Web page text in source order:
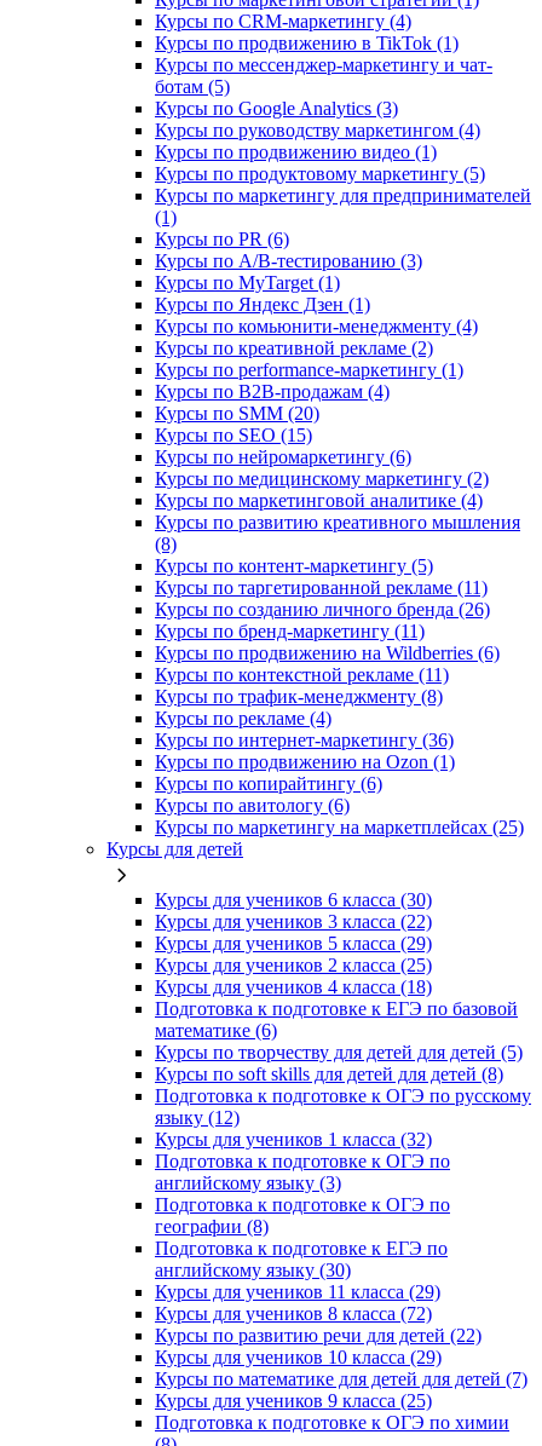
Курсы по CRM-маркетингу (4)
Курсы по продвижению в TikTok (1)
Курсы по мессенджер-маркетингу и чат-
ботам (5)
Курсы по Google Analytics (3)
Курсы по руководству маркетингом (4)
Курсы по продвижению видео (1)
Курсы по продуктовому маркетингу (5)
Курсы по маркетингу для предпринимателей
(1)
Курсы по PR (6)
Курсы по A/B-тестированию (3)
Курсы по MyTarget (1)
Курсы по Яндекс Дзен (1)
Курсы по комьюнити-менеджменту (4)
Курсы по креативной рекламе (2)
Курсы по performance-маркетингу (1)
Курсы по B2B-продажам (4)
Курсы по SMM (20)
Курсы по SEO (15)
Курсы по нейромаркетингу (6)
Курсы по медицинскому маркетингу (2)
Курсы по маркетинговой аналитике (4)
Курсы по развитию креативного мышления
(8)
Курсы по контент-маркетингу (5)
Курсы по таргетированной рекламе (11)
Курсы по созданию личного бренда (26)
Курсы по бренд-маркетингу (11)
Курсы по продвижению на Wildberries (6)
Курсы по контекстной рекламе (11)
Курсы по трафик-менеджменту (8)
Курсы по рекламе (4)
Курсы по интернет-маркетингу (36)
Курсы по продвижению на Ozon (1)
Курсы по копирайтингу (6)
Курсы по авитологу (6)
Курсы по маркетингу на маркетплейсах (25)
Курсы для детей
Курсы для учеников 6 класса (30)
Курсы для учеников 3 класса (22)
Курсы для учеников 5 класса (29)
Курсы для учеников 2 класса (25)
Курсы для учеников 4 класса (18)
Подготовка к подготовке к ЕГЭ по базовой
математике (6)
Курсы по творчеству для детей для детей (5)
Курсы по soft skills для детей для детей (8)
Подготовка к подготовке к ОГЭ по русскому
языку (12)
Курсы для учеников 1 класса (32)
Подготовка к подготовке к ОГЭ по
английскому языку (3)
Подготовка к подготовке к ОГЭ по
географии (8)
Подготовка к подготовке к ЕГЭ по
английскому языку (30)
Курсы для учеников 11 класса (29)
Курсы для учеников 8 класса (72)
Курсы по развитию речи для детей (22)
Курсы для учеников 10 класса (29)
Курсы по математике для детей для детей (7)
Курсы для учеников 9 класса (25)
Подготовка к подготовке к ОГЭ по химии